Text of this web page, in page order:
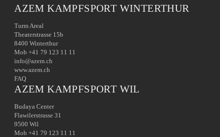
AZEM KAMPFSPORT WINTERTHUR
Turm Areal
Theaterstrasse 15b
8400 Winterthur
Mob +41 79 123 11 11
info@azem.ch
www.azem.ch
FAQ
AZEM KAMPFSPORT WIL
Budaya Center
Flawilerstrasse 31
9500 Wil
Mob +41 79 123 11 11